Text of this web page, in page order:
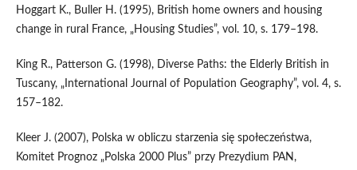
Hoggart K., Buller H. (1995), British home owners and housing
change in rural France, „Housing Studies”, vol. 10, s. 179–198.
King R., Patterson G. (1998), Diverse Paths: the Elderly British in
Tuscany, „International Journal of Population Geography”, vol. 4, s.
157–182.
Kleer J. (2007), Polska w obliczu starzenia się społeczeństwa,
Komitet Prognoz „Polska 2000 Plus” przy Prezydium PAN,